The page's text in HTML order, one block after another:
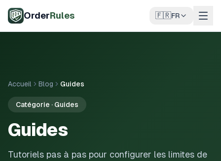
OrderRules 🇫🇷FR
Accueil Blog Guides
Catégorie · Guides
Guides
Tutoriels pas à pas pour configurer les limites de